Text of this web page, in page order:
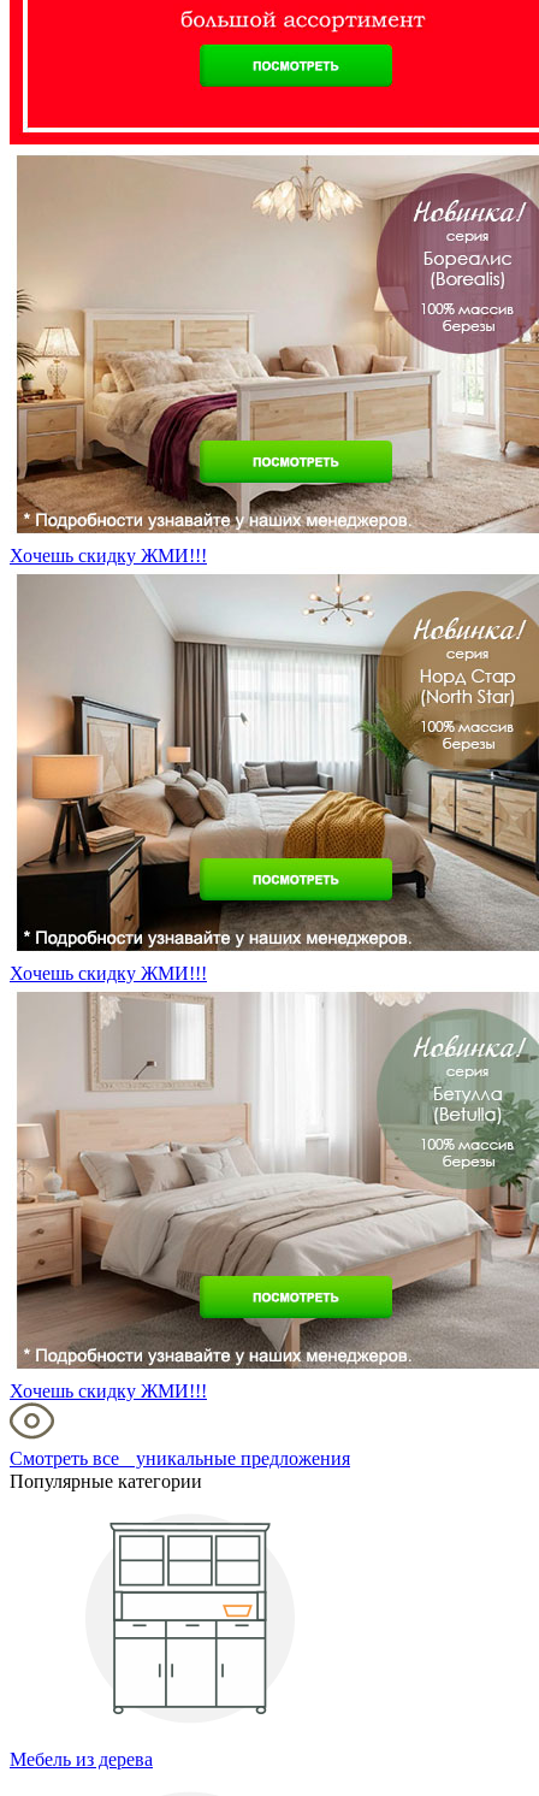
Хочешь скидку ЖМИ!!!
Хочешь скидку ЖМИ!!!
Хочешь скидку ЖМИ!!!
Смотреть все уникальные предложения
Популярные категории
Мебель из дерева